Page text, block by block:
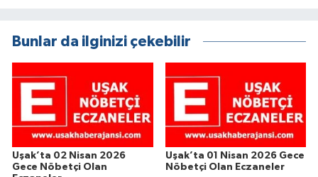
Bunlar da ilginizi çekebilir
Uşak’ta 02 Nisan 2026
Gece Nöbetçi Olan
Uşak’ta 01 Nisan 2026 Gece
Nöbetçi Olan Eczaneler